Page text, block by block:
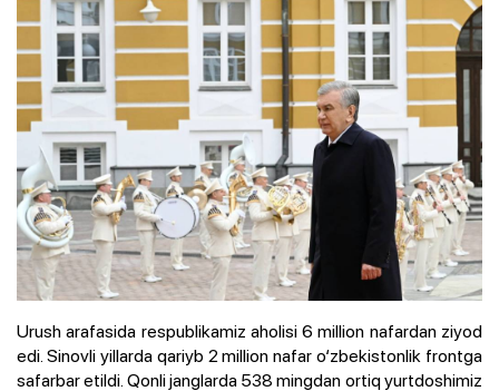
Urush arafasida respublikamiz aholisi 6 million nafardan ziyod
edi. Sinovli yillarda qariyb 2 million nafar o‘zbekistonlik frontga
safarbar etildi. Qonli janglarda 538 mingdan ortiq yurtdoshimiz